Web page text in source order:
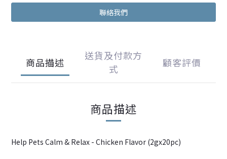
聯絡我們
商品描述
送貨及付款方
式
顧客評價
商品描述
Help Pets Calm & Relax - Chicken Flavor (2gx20pc)